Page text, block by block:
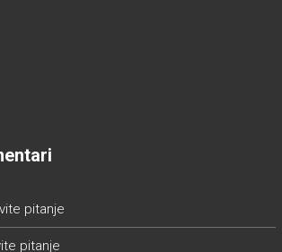
pitanje
pitanje